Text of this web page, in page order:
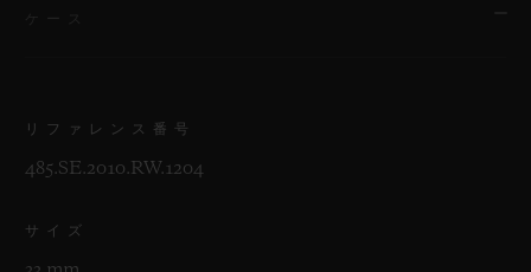
リファレンス番号
485.SE.2010.RW.1204
サイズ